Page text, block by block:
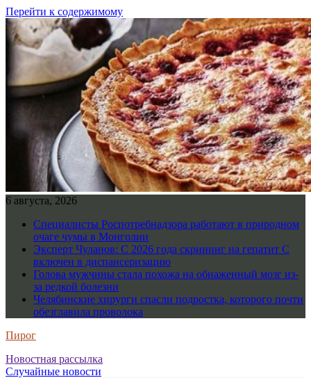
Перейти к содержимому
6 августа, 2026
Специалисты Роспотребнадзора работают в природном
очаге чумы в Монголии
Эксперт Чуланов: С 2026 года скрининг на гепатит С
включен в диспансеризацию
Голова мужчины стала похожа на обнаженный мозг из-
за редкой болезни
Челябинские хирурги спасли подростка, которого почти
обезглавила проволока
Пирог
Новостная рассылка
Случайные новости